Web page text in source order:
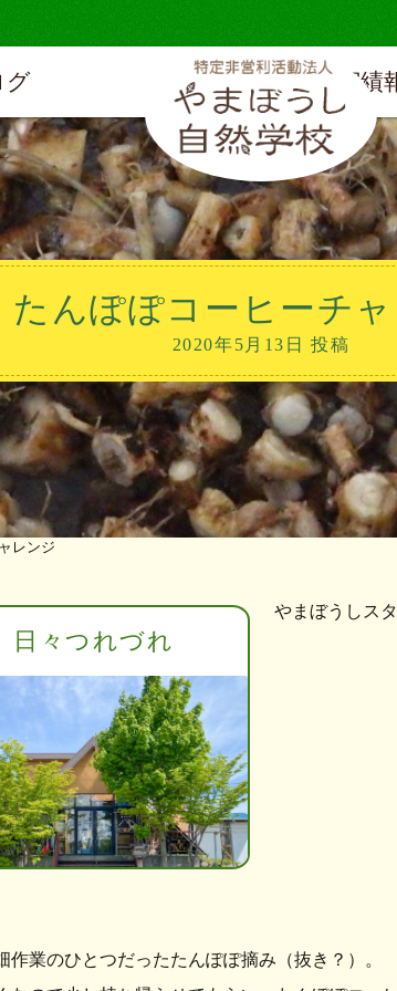
グ 実績
たんぽぽコーヒーチ
2020年5月13日 投稿
レンジ
日々つれづれ
やまぼうしス
作業のひとつだったたんぽぽ摘み（抜き？）。